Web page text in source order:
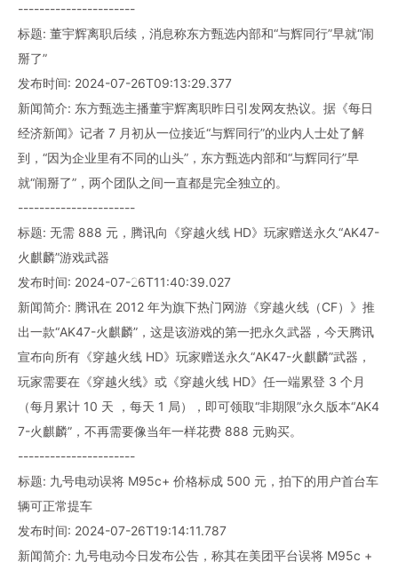
----------------------
标题: 董宇辉离职后续，消息称东方甄选内部和“与辉同行”早就“闹
掰了”
发布时间: 2024-07-26T09:13:29.377
新闻简介: 东方甄选主播董宇辉离职昨日引发网友热议。据《每日
经济新闻》记者 7 月初从一位接近“与辉同行”的业内人士处了解
到，“因为企业里有不同的山头”，东方甄选内部和“与辉同行”早
就“闹掰了”，两个团队之间一直都是完全独立的。
----------------------
标题: 无需 888 元，腾讯向《穿越火线 HD》玩家赠送永久“AK47-
火麒麟”游戏武器
发布时间: 2024-07-26T11:40:39.027
新闻简介: 腾讯在 2012 年为旗下热门网游《穿越火线（CF）》推
出一款“AK47-火麒麟”，这是该游戏的第一把永久武器，今天腾讯
宣布向所有《穿越火线 HD》玩家赠送永久“AK47-火麒麟”武器，
玩家需要在《穿越火线》或《穿越火线 HD》任一端累登 3 个月
（每月累计 10 天 ，每天 1 局），即可领取“非期限”永久版本“AK4
7-火麒麟”，不再需要像当年一样花费 888 元购买。
----------------------
标题: 九号电动误将 M95c+ 价格标成 500 元，拍下的用户首台车
辆可正常提车
发布时间: 2024-07-26T19:14:11.787
新闻简介: 九号电动今日发布公告，称其在美团平台误将 M95c +